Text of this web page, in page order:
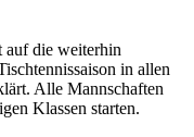
auf die weiterhin
in allen
Alle Mannschaften
Klassen starten.